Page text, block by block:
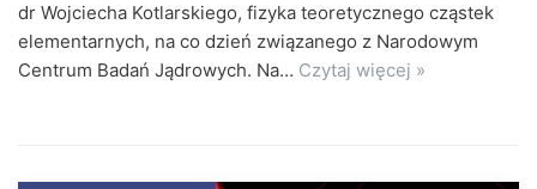
dr Wojciecha Kotlarskiego, fizyka teoretycznego cząstek
elementarnych, na co dzień związanego z Narodowym
Centrum Badań Jądrowych. Na… Czytaj więcej »